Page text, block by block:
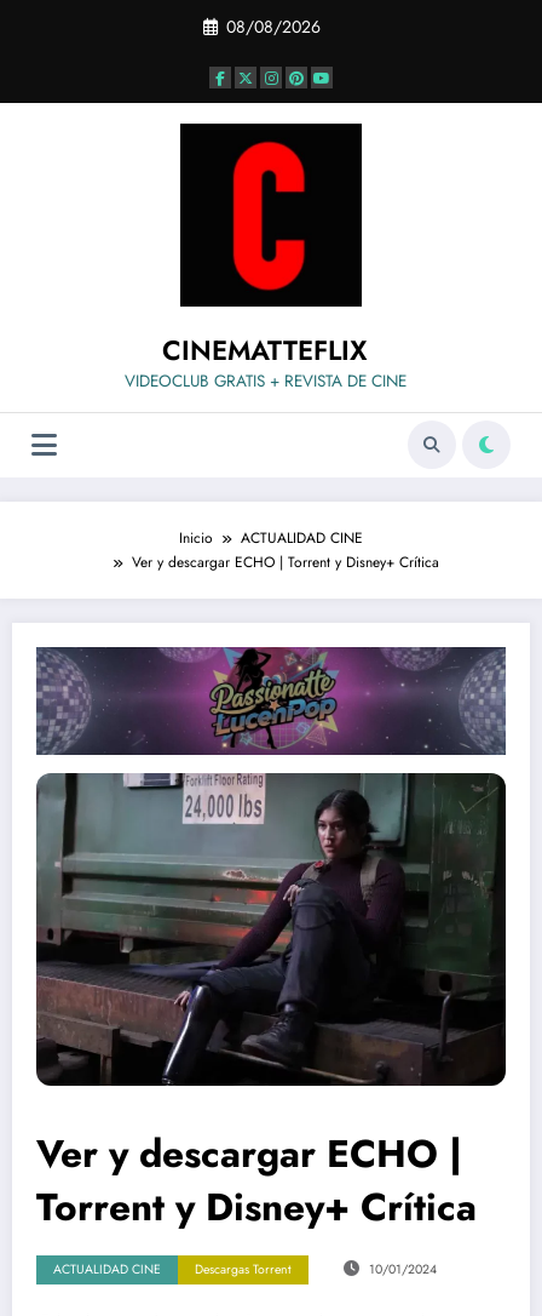
08/08/2026
CINEMATTEFLIX
VIDEOCLUB GRATIS + REVISTA DE CINE
Inicio
ACTUALIDAD CINE
Ver y descargar ECHO | Torrent y Disney+ Crítica
Ver y descargar ECHO |
Torrent y Disney+ Crítica
ACTUALIDAD CINE Descargas Torrent 10/01/2024